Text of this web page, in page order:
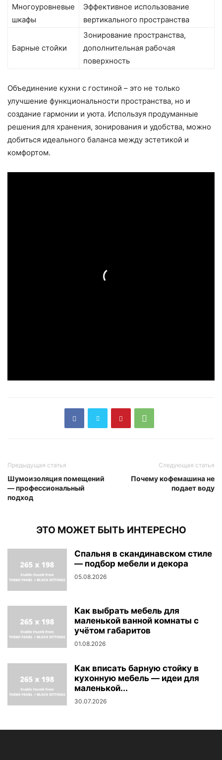
Многоуровневые
шкафы
Эффективное использование
вертикального пространства
Барные стойки
Зонирование пространства,
дополнительная рабочая
поверхность
Объединение кухни с гостиной – это не только
улучшение функциональности пространства, но и
создание гармонии и уюта. Используя продуманные
решения для хранения, зонирования и удобства, можно
добиться идеального баланса между эстетикой и
комфортом.
Предыдущая статья
Шумоизоляция помещений
— профессиональный
подход
Следующая статья
Почему кофемашина не
подает воду
ЭТО МОЖЕТ БЫТЬ ИНТЕРЕСНО
Спальня в скандинавском стиле
— подбор мебели и декора
05.08.2026
Как выбрать мебель для
маленькой ванной комнаты с
учётом габаритов
01.08.2026
Как вписать барную стойку в
кухонную мебель — идеи для
маленькой...
30.07.2026